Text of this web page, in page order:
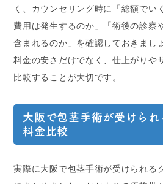
く、カウンセリング時に「総額でい
費用は発生するのか」「術後の診察
含まれるのか」を確認しておきまし
料金の安さだけでなく、仕上がりや
比較することが大切です。
大阪で包茎手術が受けられ
料金比較
実際に大阪で包茎手術が受けられる